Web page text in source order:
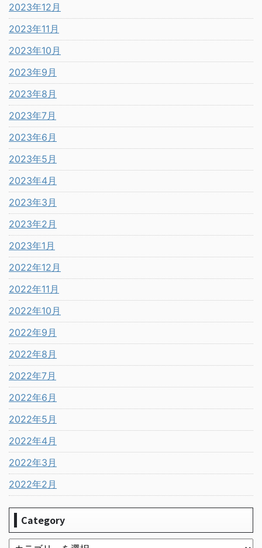
2023年12月
2023年11月
2023年10月
2023年9月
2023年8月
2023年7月
2023年6月
2023年5月
2023年4月
2023年3月
2023年2月
2023年1月
2022年12月
2022年11月
2022年10月
2022年9月
2022年8月
2022年7月
2022年6月
2022年5月
2022年4月
2022年3月
2022年2月
Category